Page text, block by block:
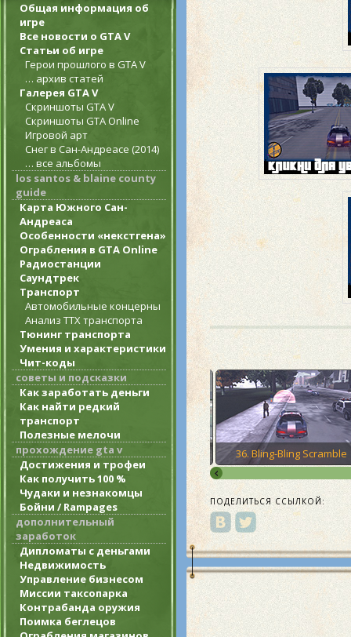
Общая информация об
игре
Все новости о GTA V
Статьи об игре
Герои прошлого в GTA V
… архив статей
Галерея GTA V
Скриншоты GTA V
Скриншоты GTA Online
Игровой арт
Снег в Сан-Андреасе (2014)
… все альбомы
los santos & blaine county
guide
Карта Южного Сан-
Андреаса
Особенности «некстгена»
Ограбления в GTA Online
Радиостанции
Саундтрек
Транспорт
Автомобильные концерны
Анализ ТТХ транспорта
Тюнинг транспорта
Умения и характеристики
Чит-коды
советы и подсказки
Как заработать деньги
Как найти редкий
транспорт
Полезные мелочи
прохождение gta v
Достижения и трофеи
Как получить 100 %
Чудаки и незнакомцы
Бойни / Rampages
дополнительный
заработок
Дипломаты с деньгами
Недвижимость
Управление бизнесом
Миссии таксопарка
Контрабанда оружия
Поимка беглецов
Ray 35. Two-Faced Tanner 36. Bling-Bling Scramble
ПОДЕЛИТЬСЯ ССЫЛКОЙ: